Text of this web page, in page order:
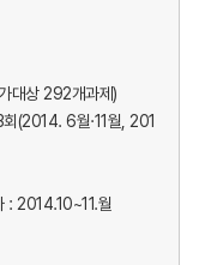
대상 292개과제)
(2014. 6월·11월, 201
: 2014.10~11.월